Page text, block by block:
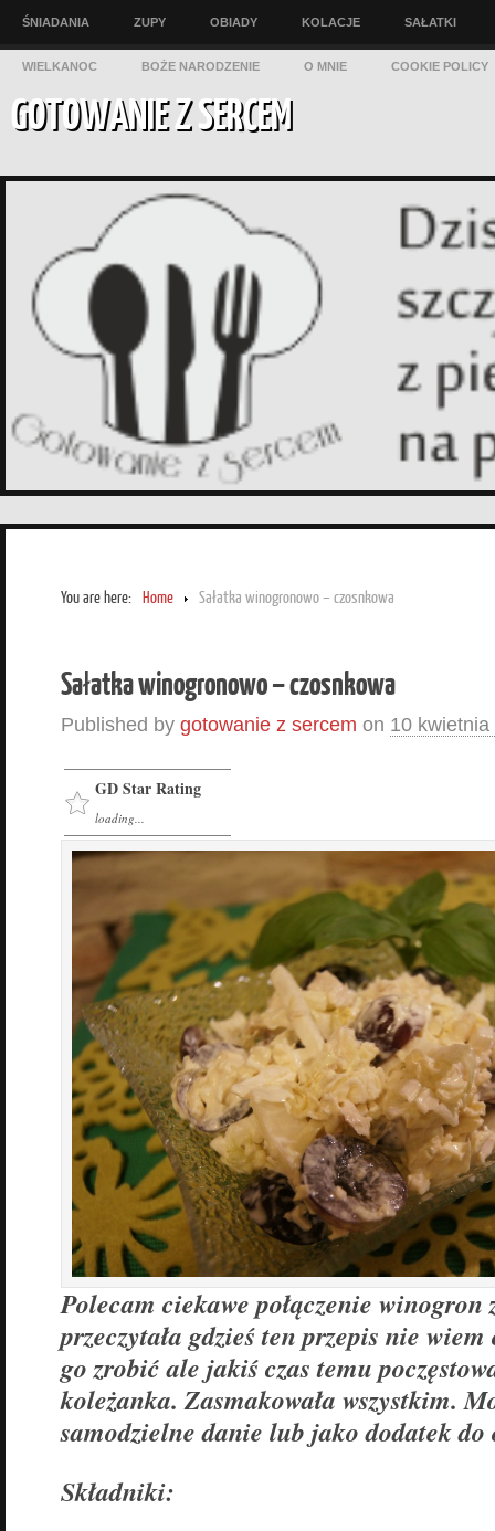
ŚNIADANIA ZUPY OBIADY KOLACJE SAŁATKI
WIELKANOC BOŻE NARODZENIE O MNIE COOKIE POLICY
GOTOWANIE Z SERCEM
You are here: Home Sałatka winogronowo – czosnkowa
Sałatka winogronowo – czosnkowa
Published by gotowanie z sercem on 10 kwietnia
GD Star Rating
loading...
Polecam ciekawe połączenie winogron
przeczytała gdzieś ten przepis nie wiem
go zrobić ale jakiś czas temu
koleżanka. Zasmakowała wszystkim.
samodzielne danie lub jako dodatek do
Składniki: